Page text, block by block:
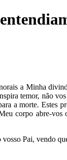
a Minha
temor, não
a morte. Estes
corpo abre-
Pai, vendo